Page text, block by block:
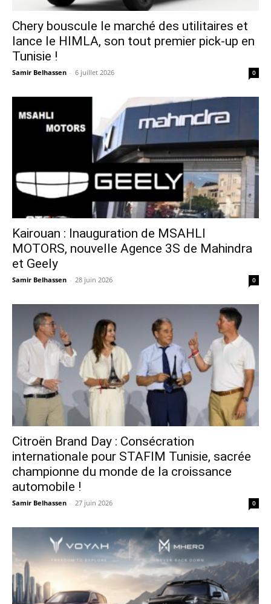
Chery bouscule le marché des utilitaires et
lance le HIMLA, son tout premier pick-up en
Tunisie !
Samir Belhassen - 6 juillet 2026 0
Kairouan : Inauguration de MSAHLI
MOTORS, nouvelle Agence 3S de Mahindra
et Geely
Samir Belhassen - 28 juin 2026 0
Citroën Brand Day : Consécration
internationale pour STAFIM Tunisie, sacrée
championne du monde de la croissance
automobile !
Samir Belhassen - 27 juin 2026 0